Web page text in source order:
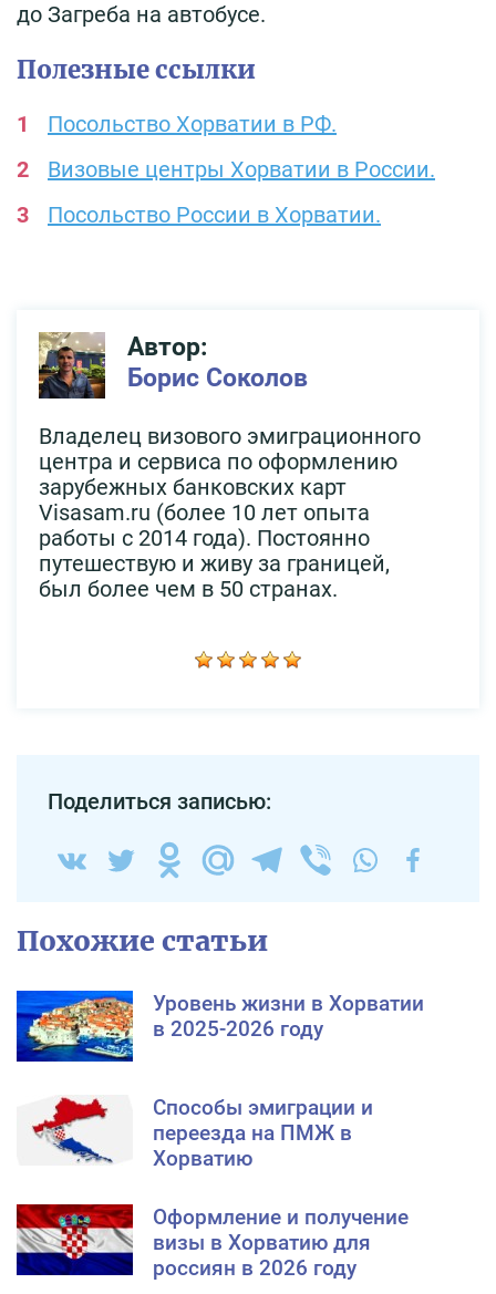
до Загреба на автобусе.
Полезные ссылки
Посольство Хорватии в РФ.
Визовые центры Хорватии в России.
Посольство России в Хорватии.
Автор:
Борис Соколов
Владелец визового эмиграционного
центра и сервиса по оформлению
зарубежных банковских карт
Visasam.ru (более 10 лет опыта
работы с 2014 года). Постоянно
путешествую и живу за границей,
был более чем в 50 странах.
Поделиться записью:
Похожие статьи
Уровень жизни в Хорватии
в 2025-2026 году
Способы эмиграции и
переезда на ПМЖ в
Хорватию
Оформление и получение
визы в Хорватию для
россиян в 2026 году